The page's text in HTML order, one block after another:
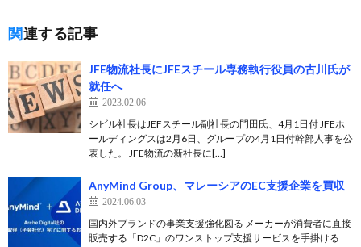
関連する記事
JFE物流社長にJFEスチール専務執行役員の古川氏が
就任へ
2023.02.06
シビル社長はJEFスチール副社長の門田氏、4月1日付 JFEホ
ールディングスは2月6日、グループの4月1日付幹部人事を公
表した。 JFE物流の新社長に[…]
AnyMind Group、マレーシアのEC支援企業を買収
2024.06.03
国内外ブランドの事業支援強化図る メーカーが消費者に直接
販売する「D2C」のワンストップ支援サービスを手掛ける